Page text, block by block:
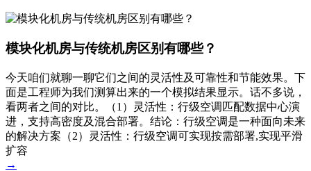
模块化机房与传统机房区别有哪些？
今天咱们就聊一聊它们之间的灵活性及可靠性和节能效果。下
面是工程师为我们测算出来的一个模拟结果显示。话不多说，
看两者之间的对比。（1）灵活性：行级空调匹配数据中心演
进，支持高密度及混合部署。结论：行级空调是一种面向未来
的解决方案（2）灵活性：行级空调可实现按需部署,实现平滑
扩容
→